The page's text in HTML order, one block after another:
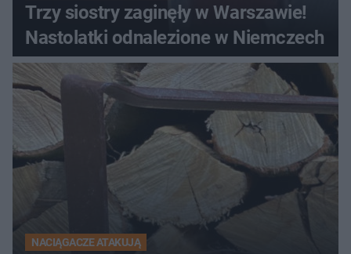
Trzy siostry zaginęły w Warszawie!
Nastolatki odnalezione w Niemczech
NACIĄGACZE ATAKUJĄ